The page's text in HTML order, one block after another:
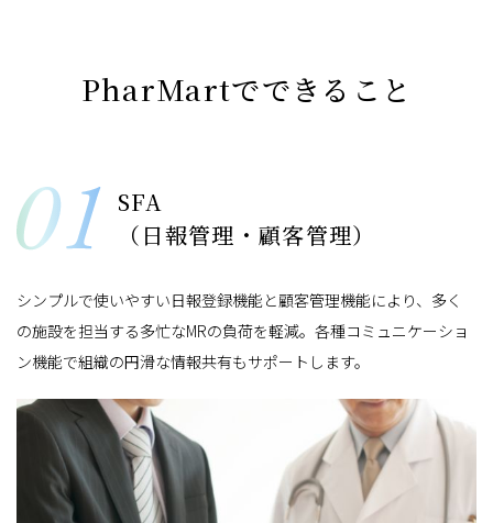
PharMartでできること
SFA
（日報管理・顧客管理）
シンプルで使いやすい日報登録機能と顧客管理機能により、多く
の施設を担当する多忙なMRの負荷を軽減。各種コミュニケーショ
ン機能で組織の円滑な情報共有もサポートします。